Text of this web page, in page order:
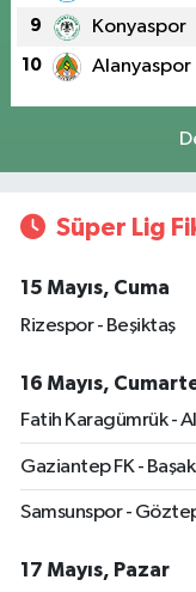
9 Konyaspor
10 Alanyaspor
Süper Lig
15 Mayıs, Cuma
Rizespor - Beşiktaş
16 Mayıs,
Fatih Karagümrük -
Gaziantep FK -
Samsunspor -
17 Mayıs, Pazar